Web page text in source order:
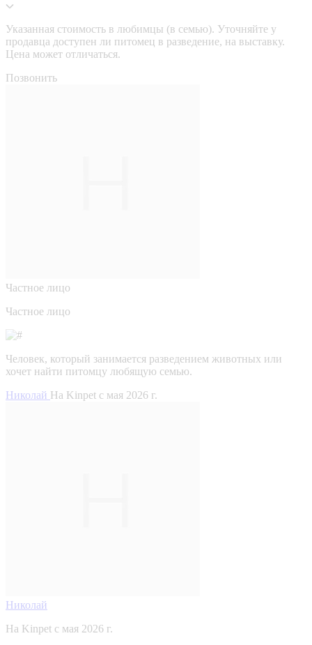
Указанная стоимость в любимцы (в семью). Уточняйте у
продавца доступен ли питомец в разведение, на выставку.
Цена может отличаться.
Позвонить
Частное лицо
Частное лицо
Человек, который занимается разведением животных или
хочет найти питомцу любящую семью.
Николай На Kinpet c мая 2026 г.
Николай
На Kinpet c мая 2026 г.